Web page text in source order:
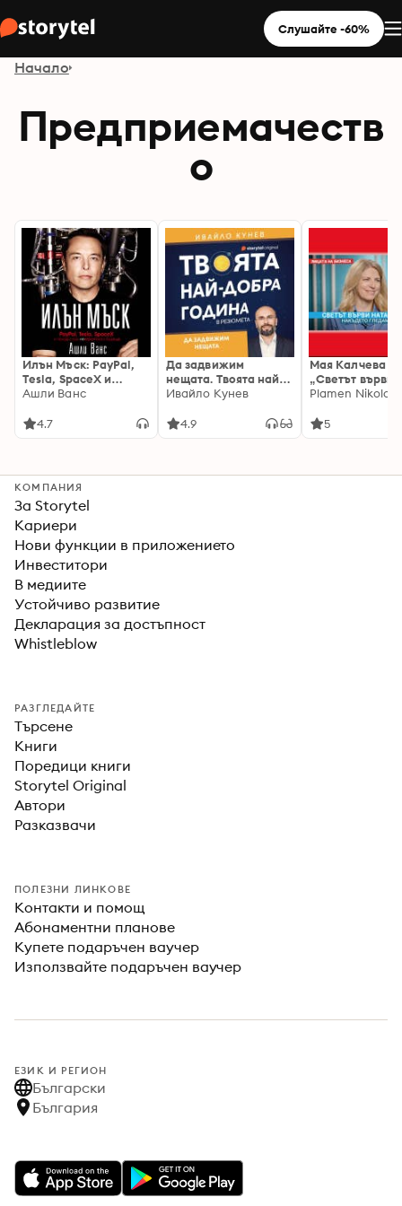
Слушайте -60%
Начало
Предприемачеств
о
Илън Мъск: PayPal,
Tesla, SpaceX и
походът към
бъдеще
Ашли Ванс
4.7
Да задвижим
нещата. Твоята най-
добра година
Ивайло Кунев
4.9
Мая Калчева –
„Светът върви
накъдето
Neterra.TV,
Plamen Nikolov
5
КОМПАНИЯ
За Storytel
Кариери
Нови функции в приложението
Инвеститори
В медиите
Устойчиво развитие
Декларация за достъпност
Whistleblow
РАЗГЛЕДАЙТЕ
Търсене
Книги
Поредици книги
Storytel Original
Автори
Разказвачи
ПОЛЕЗНИ ЛИНКОВЕ
Контакти и помощ
Абонаментни планове
Купете подаръчен ваучер
Използвайте подаръчен ваучер
ЕЗИК И РЕГИОН
Български
България